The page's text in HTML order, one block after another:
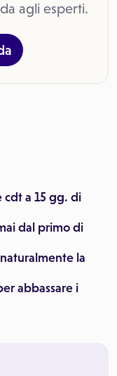
agli esperti.
cdt a 15 gg. di
dal primo di
la
abbassare i